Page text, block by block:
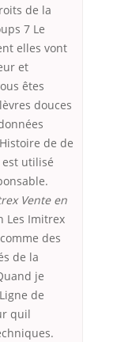
de la
7 Le
elles vont
et
êtes
douces
de de
est utilisé
Vente en
Les Imitrex
des
de la
je
de
quil